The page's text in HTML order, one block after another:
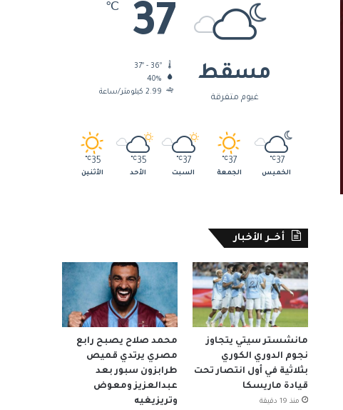
مسقط
غيوم متفرقة
37
℃
40%
2.99 كيلومتر/ساعة
37
℃
الخميس
37
℃
الجمعة
37
℃
السبت
35
℃
الأحد
35
℃
الأثنين
أخــر الأخبار
مانشستر سيتي يتجاوز
نجوم الدوري الكوري
بثلاثية في أول انتصار تحت
قيادة ماريسكا
منذ 19 دقيقة
محمد صلاح يصبح رابع
مصري يرتدي قميص
طرابزون سبور بعد
عبدالعزيز ومعوض
وتريزيغيه